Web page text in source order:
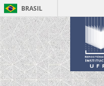
BRASIL